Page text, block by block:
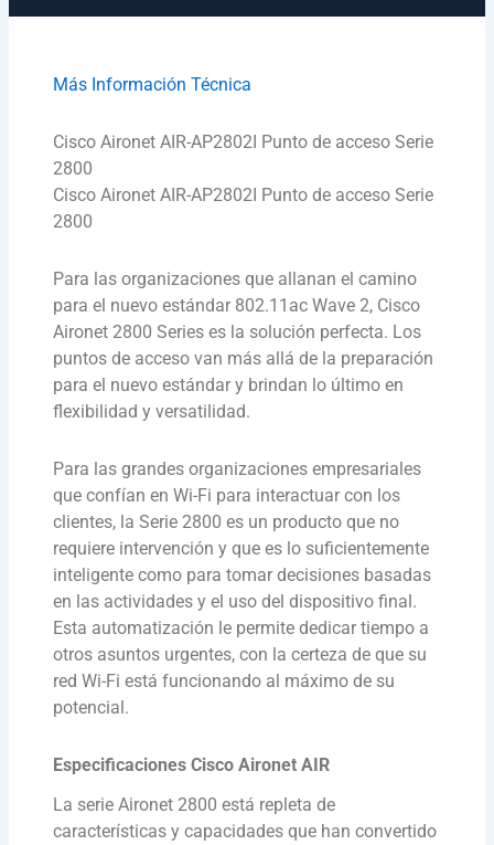
Más Información Técnica
Cisco Aironet AIR-AP2802I Punto de acceso Serie
2800
Cisco Aironet AIR-AP2802I Punto de acceso Serie
2800
Para las organizaciones que allanan el camino
para el nuevo estándar 802.11ac Wave 2, Cisco
Aironet 2800 Series es la solución perfecta. Los
puntos de acceso van más allá de la preparación
para el nuevo estándar y brindan lo último en
flexibilidad y versatilidad.
Para las grandes organizaciones empresariales
que confían en Wi-Fi para interactuar con los
clientes, la Serie 2800 es un producto que no
requiere intervención y que es lo suficientemente
inteligente como para tomar decisiones basadas
en las actividades y el uso del dispositivo final.
Esta automatización le permite dedicar tiempo a
otros asuntos urgentes, con la certeza de que su
red Wi-Fi está funcionando al máximo de su
potencial.
Especificaciones Cisco Aironet AIR
La serie Aironet 2800 está repleta de
características y capacidades que han convertido